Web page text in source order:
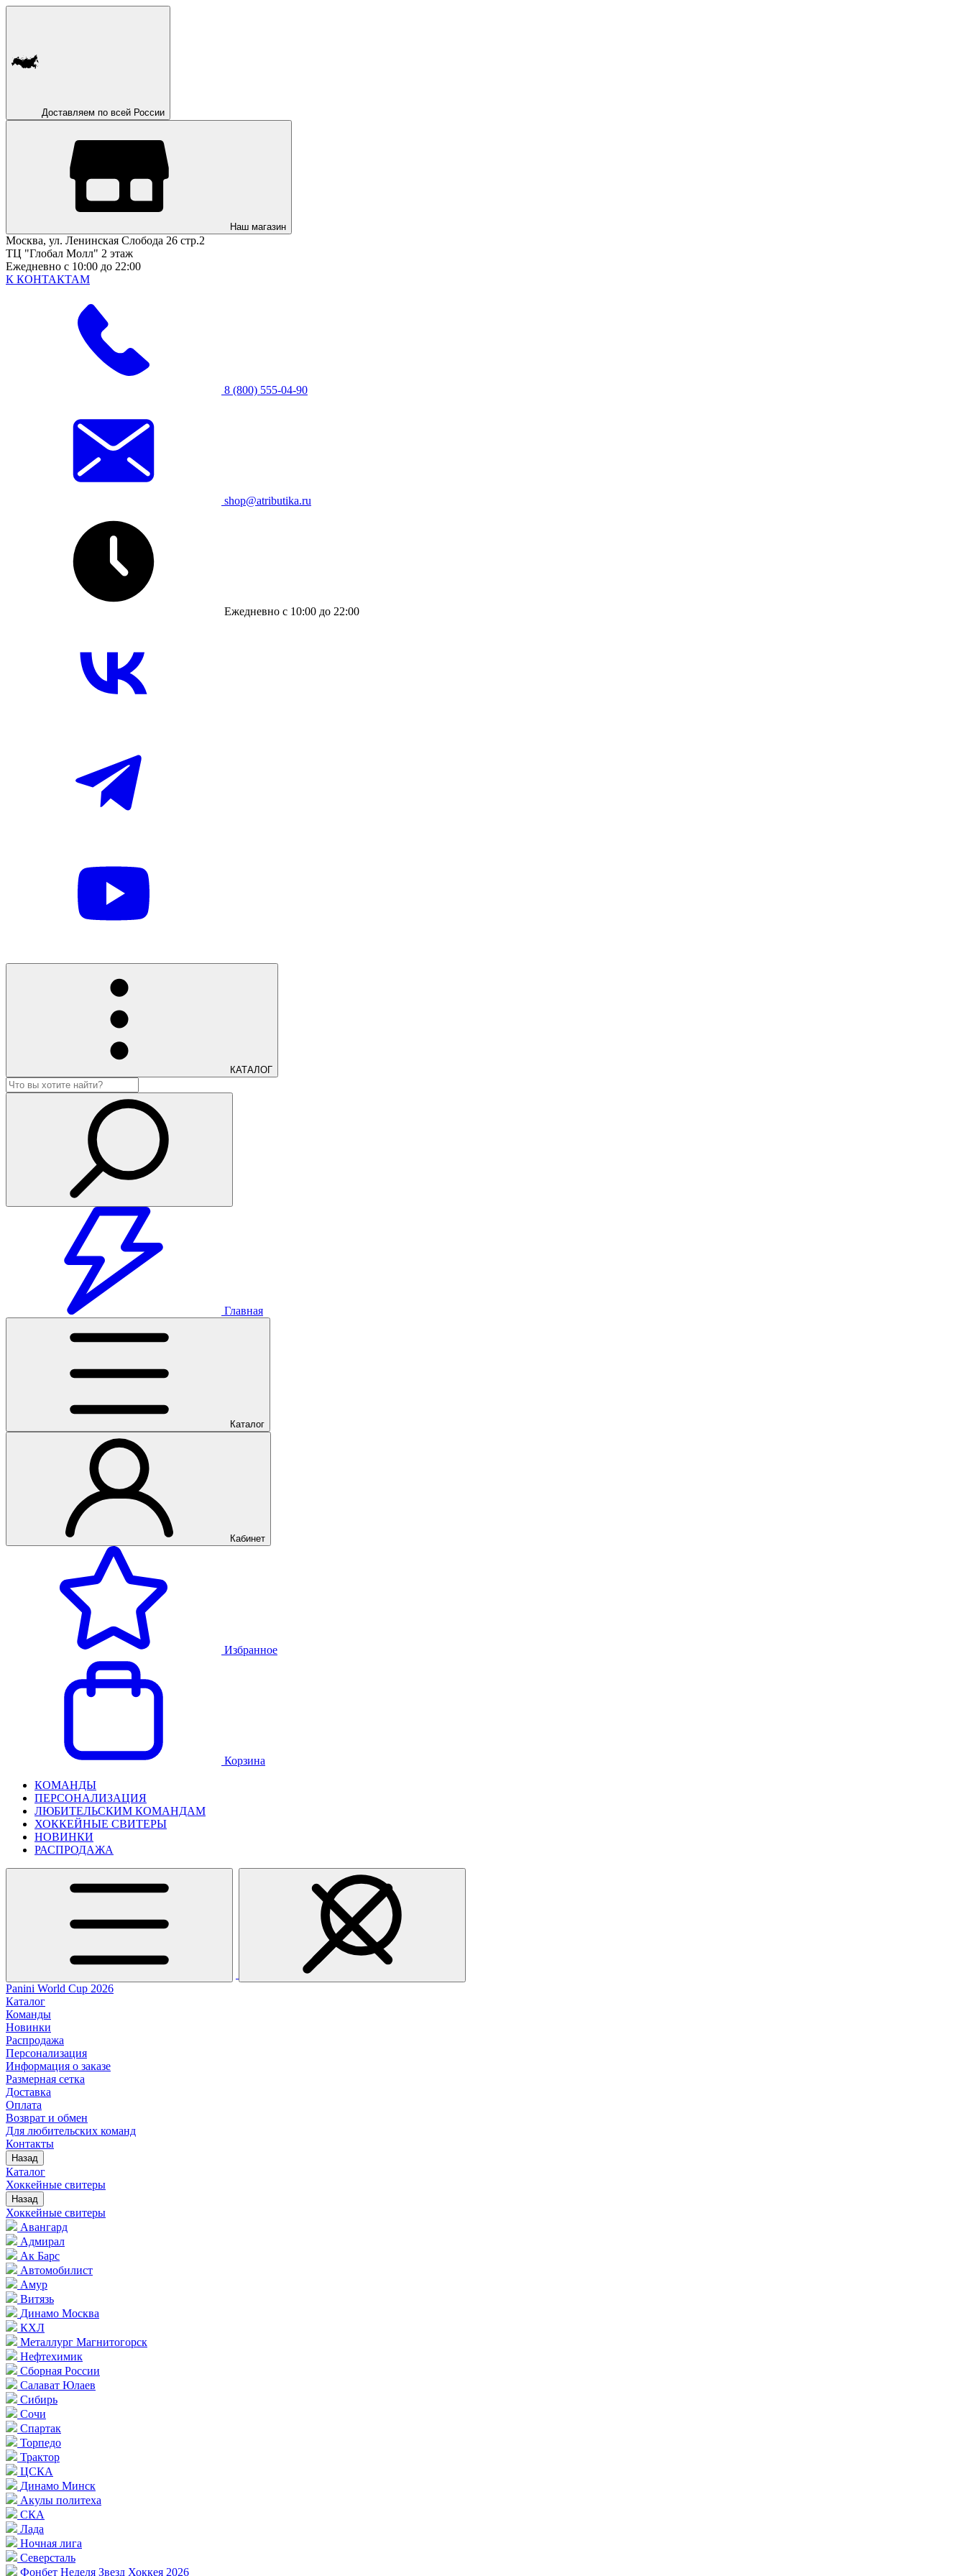
Доставляем по всей России
Наш магазин
Москва, ул. Ленинская Слобода 26 стр.2
ТЦ "Глобал Молл" 2 этаж
Ежедневно с 10:00 до 22:00
К КОНТАКТАМ
8 (800) 555-04-90
shop@atributika.ru
Ежедневно с 10:00 до 22:00
КАТАЛОГ
Главная
Каталог
Кабинет
Избранное
Корзина
КОМАНДЫ
ПЕРСОНАЛИЗАЦИЯ
ЛЮБИТЕЛЬСКИМ КОМАНДАМ
ХОККЕЙНЫЕ СВИТЕРЫ
НОВИНКИ
РАСПРОДАЖА
Panini World Cup 2026
Каталог
Команды
Новинки
Распродажа
Персонализация
Информация о заказе
Размерная сетка
Доставка
Оплата
Возврат и обмен
Для любительских команд
Контакты
Назад
Каталог
Хоккейные свитеры
Назад
Хоккейные свитеры
Авангард
Адмирал
Ак Барс
Автомобилист
Амур
Витязь
Динамо Москва
КХЛ
Металлург Магнитогорск
Нефтехимик
Сборная России
Салават Юлаев
Сибирь
Сочи
Спартак
Торпедо
Трактор
ЦСКА
Динамо Минск
Акулы политеха
СКА
Лада
Ночная лига
Северсталь
Фонбет Неделя Звезд Хоккея 2026